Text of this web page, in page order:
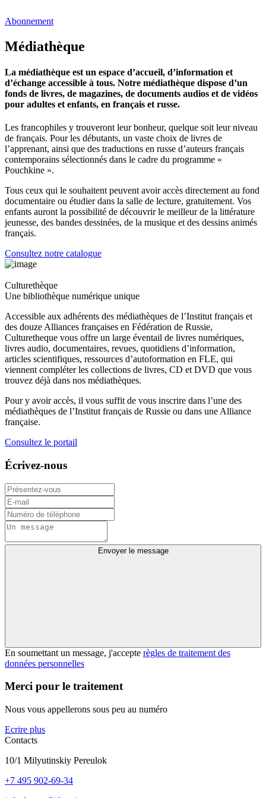
Abonnement
Médiathèque
La médiathèque est un espace d’accueil, d’information et
d’échange accessible à tous. Notre médiathèque dispose d’un
fonds de livres, de magazines, de documents audios et de vidéos
pour adultes et enfants, en français et russe.
Les francophiles y trouveront leur bonheur, quelque soit leur niveau
de français. Pour les débutants, un vaste choix de livres de
l’apprenant, ainsi que des traductions en russe d’auteurs français
contemporains sélectionnés dans le cadre du programme «
Pouchkine ».
Tous ceux qui le souhaitent peuvent avoir accès directement au fond
documentaire ou étudier dans la salle de lecture, gratuitement. Vos
enfants auront la possibilité de découvrir le meilleur de la littérature
jeunesse, des bandes dessinées, de la musique et des dessins animés
français.
Consultez notre catalogue
Culturethèque
Une bibliothèque numérique unique
Accessible aux adhérents des médiathèques de l’Institut français et
des douze Alliances françaises en Fédération de Russie,
Culturetheque vous offre un large éventail de livres numériques,
livres audio, documentaires, revues, quotidiens d’information,
articles scientifiques, ressources d’autoformation en FLE, qui
viennent compléter les collections de livres, CD et DVD que vous
trouvez déjà dans nos médiathèques.
Pour y avoir accès, il vous suffit de vous inscrire dans l’une des
médiathèques de l’Institut français de Russie ou dans une Alliance
française.
Consultez le portail
Écrivez-nous
Envoyer le message
En soumettant un message, j'accepte règles de traitement des
données personnelles
Merci pour le traitement
Nous vous appellerons sous peu au numéro
Ecrire plus
Contacts
10/1 Milyutinskiy Pereulok
+7 495 902-69-34